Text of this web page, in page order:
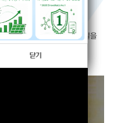
제품 테스트를 통하여 제품의 질을
닫기
닫기